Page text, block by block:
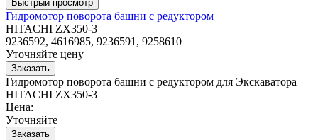
Гидромотор поворота башни с редуктором
HITACHI ZX350-3
9236592, 4616985, 9236591, 9258610
Уточняйте цену
Гидромотор поворота башни с редуктором для Экскаватора
HITACHI ZX350-3
Цена:
Уточняйте